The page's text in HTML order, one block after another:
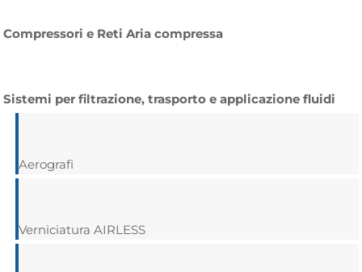
Compressori e Reti Aria compressa
Sistemi per filtrazione, trasporto e applicazione fluidi
Aerografi
Verniciatura AIRLESS